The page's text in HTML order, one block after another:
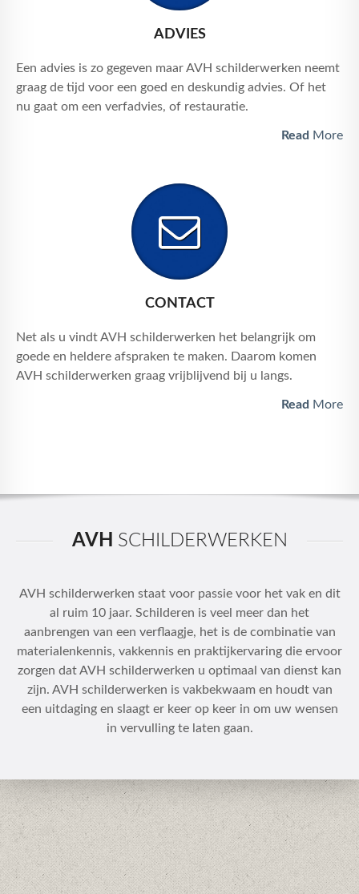
ADVIES
Een advies is zo gegeven maar AVH schilderwerken neemt
graag de tijd voor een goed en deskundig advies. Of het
nu gaat om een verfadvies, of restauratie.
Read More
CONTACT
Net als u vindt AVH schilderwerken het belangrijk om
goede en heldere afspraken te maken. Daarom komen
AVH schilderwerken graag vrijblijvend bij u langs.
Read More
AVH SCHILDERWERKEN
AVH schilderwerken staat voor passie voor het vak en dit
al ruim 10 jaar. Schilderen is veel meer dan het
aanbrengen van een verflaagje, het is de combinatie van
materialenkennis, vakkennis en praktijkervaring die ervoor
zorgen dat AVH schilderwerken u optimaal van dienst kan
zijn. AVH schilderwerken is vakbekwaam en houdt van
een uitdaging en slaagt er keer op keer in om uw wensen
in vervulling te laten gaan.